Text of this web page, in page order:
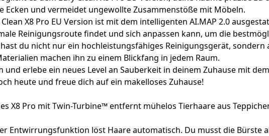
Ecken und vermeidet ungewollte Zusammenstöße mit Möbeln.
X8 Pro EU Version ist mit dem intelligenten AI.MAP 2.0
Reinigungsroute findet und sich anpassen kann, um die
hast du nicht nur ein hochleistungsfähiges Reinigungsgerät,
machen ihn zu einem Blickfang in jedem Raum.
erlebe ein neues Level an Sauberkeit in deinem Zuhause mit
heute und freue dich auf ein makelloses Zuhause!
X8 Pro mit Twin-Turbine™️ entfernt mühelos Tierhaare aus
Entwirrungsfunktion löst Haare automatisch. Du musst die Bürste